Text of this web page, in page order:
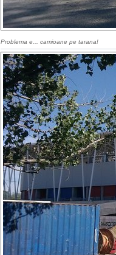
Problema e... camioane pe tarana!